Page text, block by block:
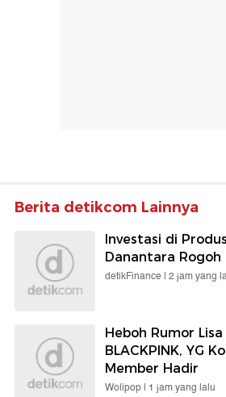
Berita detikcom Lainnya
Investasi di
Danantara Rogoh
detikFinance | 2 jam yang
Heboh Rumor
BLACKPINK, YG
Member Hadir
Wolipop | 1 jam yang lalu